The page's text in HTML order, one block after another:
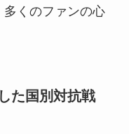
多くのファンの心
た国別対抗戦